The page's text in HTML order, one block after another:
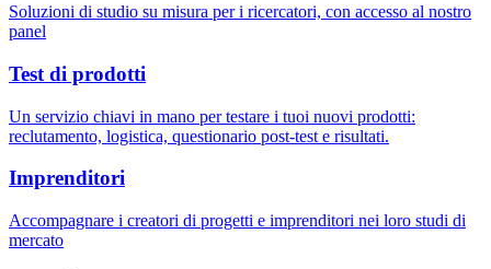
Soluzioni di studio su misura per i ricercatori, con accesso al nostro
panel
Test di prodotti
Un servizio chiavi in mano per testare i tuoi nuovi prodotti:
reclutamento, logistica, questionario post-test e risultati.
Imprenditori
Accompagnare i creatori di progetti e imprenditori nei loro studi di
mercato